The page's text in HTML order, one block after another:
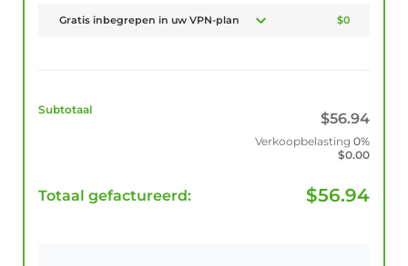
Gratis inbegrepen in uw VPN-plan $0
Subtotaal
$56.94
Verkoopbelasting 0%
$0.00
Totaal gefactureerd: $56.94